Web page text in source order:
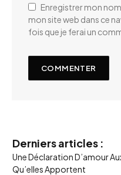
Enregistrer mon
mon site web dans ce
fois que je ferai un
Derniers articles :
Une Déclaration D’amour
Qu’elles Apportent